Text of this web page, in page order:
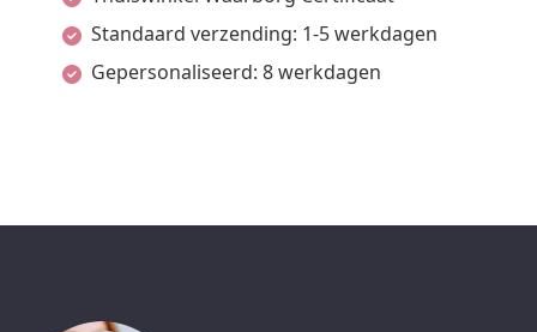
Standaard verzending: 1-5 werkdagen
Gepersonaliseerd: 8 werkdagen